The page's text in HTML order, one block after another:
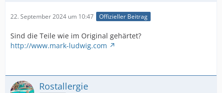
22. September 2024 um 10:47 Offizieller Beitrag
Sind die Teile wie im Original gehärtet?
http://www.mark-ludwig.com
Rostallergie